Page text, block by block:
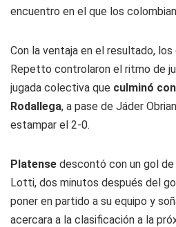
encuentro en el que los
Con la ventaja en el resultado,
Repetto controlaron el ritmo de
jugada colectiva que culminó
Rodallega, a pase de Jáder
estampar el 2-0.
Platense descontó con un gol
Lotti, dos minutos después del
poner en partido a su equipo y
acercara a la clasificación a la